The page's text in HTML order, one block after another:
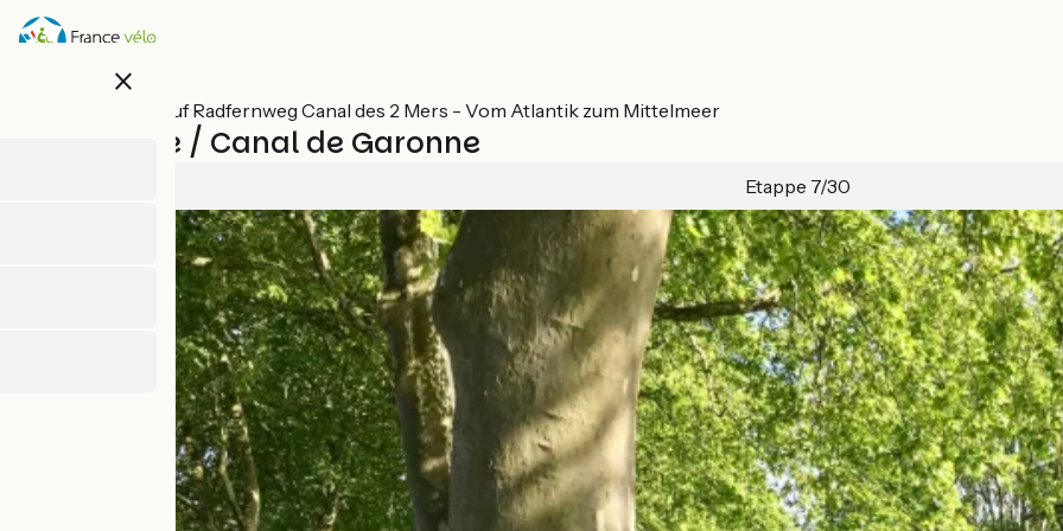
Direkt
zum
close
Alle Etappen auf Radfernweg Canal des 2 Mers - Vom Atlantik zum Mittelmeer
Sauveterre / Canal de Garonne
Etappe 7/30